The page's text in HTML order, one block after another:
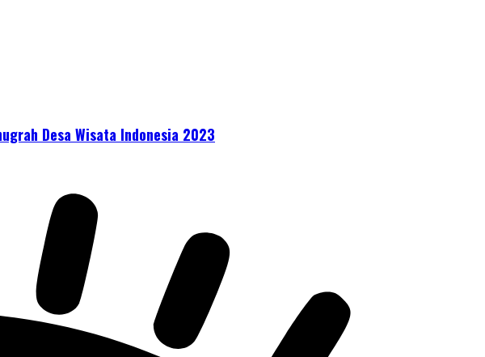
Desa Wisata Indonesia 2023